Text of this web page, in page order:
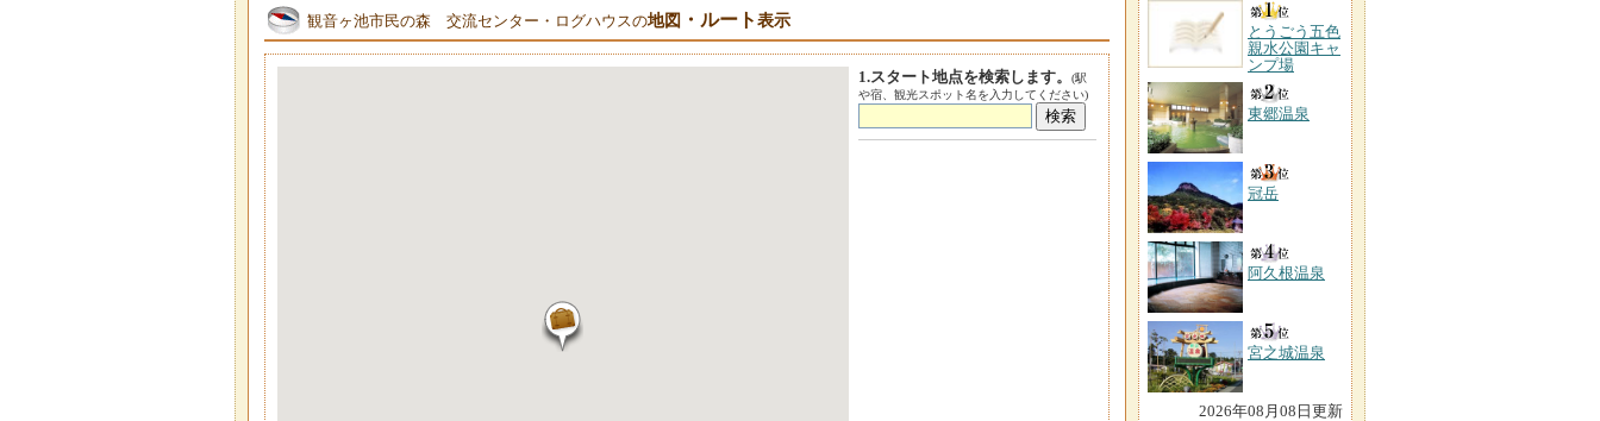
観音ヶ池市民の森 交流センター・ログハウスの地図 ・ルート表示
1.スタート地点を検索します。
(駅
や宿、観光スポット名を入力してください)
とうごう五色
親水公園キャ
ンプ場
東郷温泉
冠岳
阿久根温泉
宮之城温泉
2026年08月08日更新